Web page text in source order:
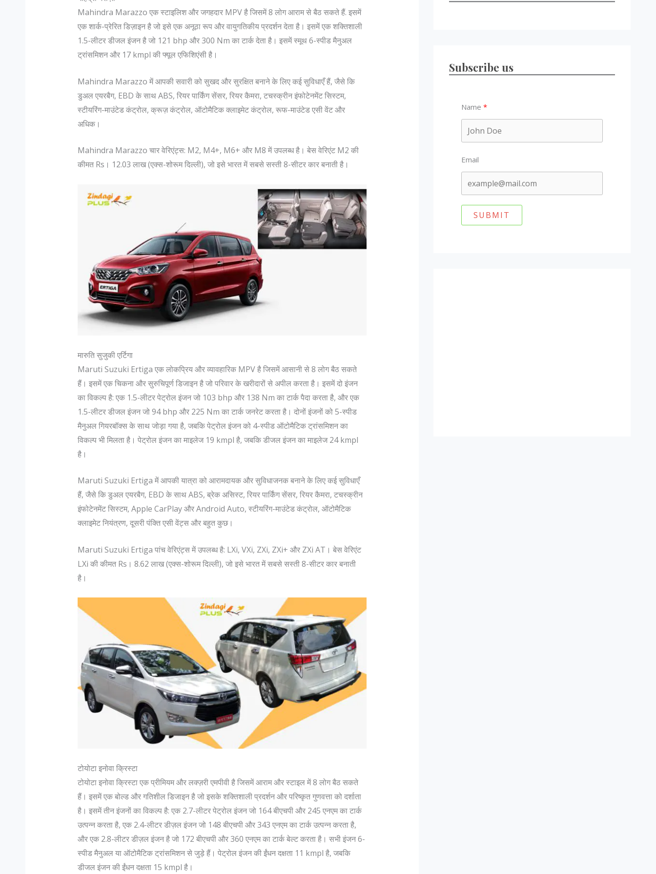
Mahindra Marazzo एक स्टाइलिश और जगहदार MPV है जिसमें 8 लोग आराम से बैठ सकते हैं. इसमें
एक शार्क-प्रेरित डिज़ाइन है जो इसे एक अनूठा रूप और वायुगतिकीय प्रदर्शन देता है। इसमें एक शक्तिशाली
1.5-लीटर डीजल इंजन है जो 121 bhp और 300 Nm का टार्क देता है। इसमें स्मूथ 6-स्पीड मैनुअल
ट्रांसमिशन और 17 kmpl की फ्यूल एफिशिएंसी है।
Mahindra Marazzo में आपकी सवारी को सुखद और सुरक्षित बनाने के लिए कई सुविधाएँ हैं, जैसे कि
डुअल एयरबैग, EBD के साथ ABS, रियर पार्किंग सेंसर, रियर कैमरा, टचस्क्रीन इंफोटेनमेंट सिस्टम,
स्टीयरिंग-माउंटेड कंट्रोल, क्रूज़ कंट्रोल, ऑटोमैटिक क्लाइमेट कंट्रोल, रूफ-माउंटेड एसी वेंट और
अधिक।
Mahindra Marazzo चार वेरिएंट्स: M2, M4+, M6+ और M8 में उपलब्ध है। बेस वेरिएंट M2 की
कीमत Rs। 12.03 लाख (एक्स-शोरूम दिल्ली), जो इसे भारत में सबसे सस्ती 8-सीटर कार बनाती है।
मारुति सुजुकी एर्टिगा
Maruti Suzuki Ertiga एक लोकप्रिय और व्यावहारिक MPV है जिसमें आसानी से 8 लोग बैठ सकते
हैं। इसमें एक चिकना और सुरुचिपूर्ण डिजाइन है जो परिवार के खरीदारों से अपील करता है। इसमें दो इंजन
का विकल्प है: एक 1.5-लीटर पेट्रोल इंजन जो 103 bhp और 138 Nm का टार्क पैदा करता है, और एक
1.5-लीटर डीजल इंजन जो 94 bhp और 225 Nm का टार्क जनरेट करता है। दोनों इंजनों को 5-स्पीड
मैनुअल गियरबॉक्स के साथ जोड़ा गया है, जबकि पेट्रोल इंजन को 4-स्पीड ऑटोमैटिक ट्रांसमिशन का
विकल्प भी मिलता है। पेट्रोल इंजन का माइलेज 19 kmpl है, जबकि डीजल इंजन का माइलेज 24 kmpl
है।
Maruti Suzuki Ertiga में आपकी यात्रा को आरामदायक और सुविधाजनक बनाने के लिए कई सुविधाएँ
हैं, जैसे कि डुअल एयरबैग, EBD के साथ ABS, ब्रेक असिस्ट, रियर पार्किंग सेंसर, रियर कैमरा, टचस्क्रीन
इंफोटेनमेंट सिस्टम, Apple CarPlay और Android Auto, स्टीयरिंग-माउंटेड कंट्रोल, ऑटोमैटिक
क्लाइमेट नियंत्रण, दूसरी पंक्ति एसी वेंट्स और बहुत कुछ।
Maruti Suzuki Ertiga पांच वेरिएंट्स में उपलब्ध है: LXi, VXi, ZXi, ZXi+ और ZXi AT। बेस वेरिएंट
LXi की कीमत Rs। 8.62 लाख (एक्स-शोरूम दिल्ली), जो इसे भारत में सबसे सस्ती 8-सीटर कार बनाती
है।
टोयोटा इनोवा क्रिस्टा
टोयोटा इनोवा क्रिस्टा एक प्रीमियम और लक्ज़री एमपीवी है जिसमें आराम और स्टाइल में 8 लोग बैठ सकते
हैं। इसमें एक बोल्ड और गतिशील डिजाइन है जो इसके शक्तिशाली प्रदर्शन और परिष्कृत गुणवत्ता को दर्शाता
है। इसमें तीन इंजनों का विकल्प है: एक 2.7-लीटर पेट्रोल इंजन जो 164 बीएचपी और 245 एनएम का टार्क
उत्पन्न करता है, एक 2.4-लीटर डीज़ल इंजन जो 148 बीएचपी और 343 एनएम का टार्क उत्पन्न करता है,
और एक 2.8-लीटर डीज़ल इंजन है जो 172 बीएचपी और 360 एनएम का टार्क बेल्ट करता है। सभी इंजन 6-
स्पीड मैनुअल या ऑटोमैटिक ट्रांसमिशन से जुड़े हैं। पेट्रोल इंजन की ईंधन दक्षता 11 kmpl है, जबकि
डीजल इंजन की ईंधन दक्षता 15 kmpl है।
Subscribe us
Name
Email
SUBMIT